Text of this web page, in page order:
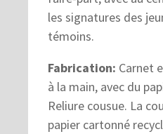
les signatures des
témoins.
Fabrication: Carnet
à la main, avec du
Reliure cousue. La
papier cartonné